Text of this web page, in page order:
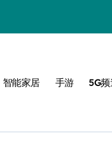
智能家居 手游 5G